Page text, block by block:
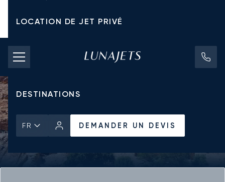
LOCATION DE JET PRIVÉ
TARIFS D'AFFRÈTEMENT
JETS PRIVÉS
DESTINATIONS
FR DEMANDER UN DEVIS